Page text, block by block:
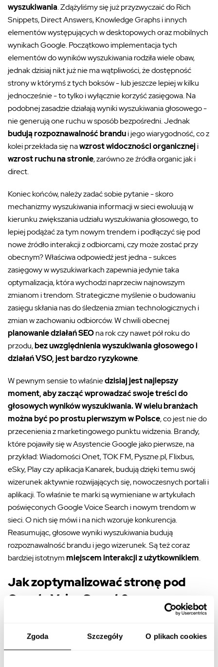
Zgoda Szczegóły O plikach cookies
wyszukiwania. Zdążyliśmy się już przyzwyczaić do Rich
Snippets, Direct Answers, Knowledge Graphs i innych
elementów występujących w desktopowych oraz mobilnych
wynikach Google. Początkowo implementacja tych
elementów do wyników wyszukiwania rodziła wiele obaw,
jednak dzisiaj nikt już nie ma wątpliwości, że dostępność
strony w którymś z tych boksów - lub jeszcze lepiej w kilku
jednocześnie - to tylko i wyłącznie korzyść zasięgowa. Na
podobnej zasadzie działają wyniki wyszukiwania głosowego -
nie generują one ruchu w sposób bezpośredni. Jednak
budują rozpoznawalność brandui jego wiarygodność, co z
kolei przekłada się nawzrost widoczności organiczneji
wzrost ruchu na stronie, zarówno ze źródła organic jak i
direct.
Koniec końców, należy zadać sobie pytanie - skoro
mechanizmy wyszukiwania informacji w sieci ewoluują w
kierunku zwiększania udziału wyszukiwania głosowego, to
lepiej podążać za tym nowym trendem i podłączyć się pod
nowe źródło interakcji z odbiorcami, czy może zostać przy
obecnym? Właściwa odpowiedź jest jedna - sukces
zasięgowy w wyszukiwarkach zapewnia jedynie taka
optymalizacja, która wychodzi naprzeciw najnowszym
zmianom i trendom. Strategiczne myślenie o budowaniu
zasięgu skłania nas do śledzenia zmian technologicznych i
zmian w zachowaniu odbiorców. W chwili obecnej
planowanie działań SEOna rok czy nawet pół roku do
przodu,bez uwzględnienia wyszukiwania głosowego i
działań VSO, jest bardzo ryzykowne.
W pewnym sensie to właśniedzisiaj jest najlepszy
moment, aby zacząć wprowadzać swoje treści do
głosowych wyników wyszukiwania. W wielu branżach
można być po prostu pierwszym w Polsce, co jest nie do
przecenienia z marketingowego punktu widzenia. Brandy,
które pojawiły się w Asystencie Google jako pierwsze, na
przykład: Wiadomości Onet, TOK FM, Pyszne.pl, Flixbus,
eSky, Play czy aplikacja Kanarek, budują dzięki temu swój
wizerunek aktywnie rozwijających się, nowoczesnych portali i
aplikacji. To właśnie te marki są wymieniane w artykułach
poświęconych Google Voice Search i nowym trendom w
sieci. O nich się mówi i na nich wzoruje konkurencja.
Reasumując, głosowe wyniki wyszukiwania budują
rozpoznawalność brandu i jego wizerunek. Są też coraz
bardziej istotnymmiejscem interakcji z użytkownikiem.
Jak zoptymalizować stronę pod
Google Voice Search?
są w dużej mierze spójne z ogólnymi rekomendacjami SEO.
Inaczej natomiast rozkładają się akcenty na wagę